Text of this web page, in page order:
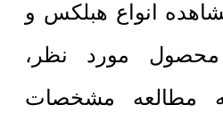
انواع هبلکس و
محصول مورد نظر،
مطالعه مشخصات